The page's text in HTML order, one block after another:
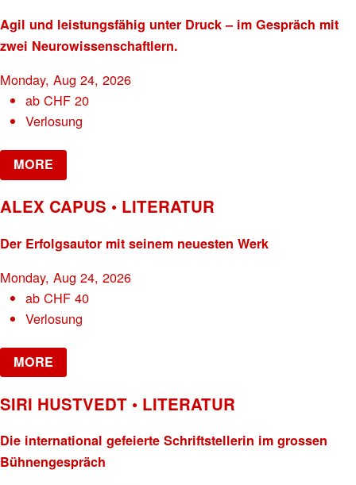
Agil und leistungsfähig unter Druck – im Gespräch mit
zwei Neurowissenschaftlern.
Monday, Aug 24, 2026
abCHF 20
Verlosung
MORE
ALEX CAPUS • LITERATUR
Der Erfolgsautor mit seinem neuesten Werk
Monday, Aug 24, 2026
abCHF 40
Verlosung
MORE
SIRI HUSTVEDT • LITERATUR
Die international gefeierte Schriftstellerin im grossen
Bühnengespräch